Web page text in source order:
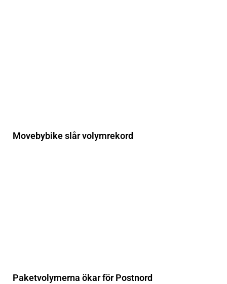
Movebybike slår volymrekord
Paketvolymerna ökar för Postnord